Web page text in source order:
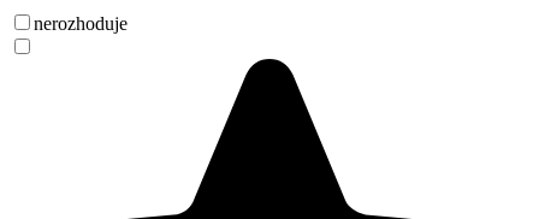
nerozhoduje